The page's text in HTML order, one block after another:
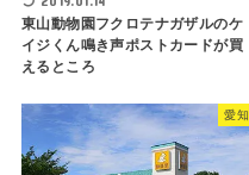
東山動物園フクロテナガザルのケ
イジくん鳴き声ポストカードが買
えるところ
愛知